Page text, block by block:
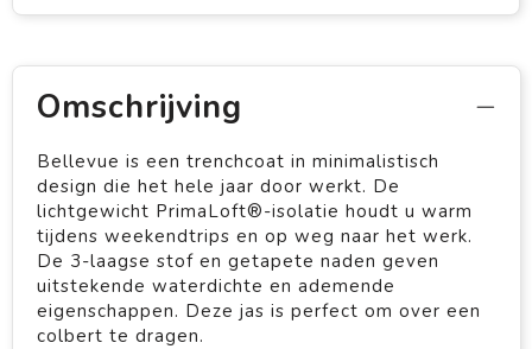
Omschrijving
Bellevue is een trenchcoat in minimalistisch
design die het hele jaar door werkt. De
lichtgewicht PrimaLoft®-isolatie houdt u warm
tijdens weekendtrips en op weg naar het werk.
De 3-laagse stof en getapete naden geven
uitstekende waterdichte en ademende
eigenschappen. Deze jas is perfect om over een
colbert te dragen.